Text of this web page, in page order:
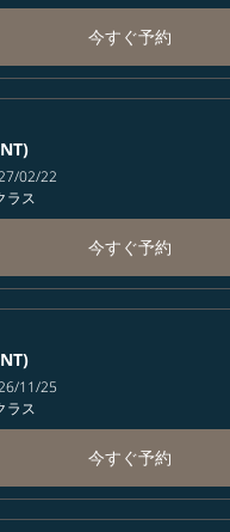
今すぐ予約
02/22
ラス
今すぐ予約
11/25
ラス
今すぐ予約